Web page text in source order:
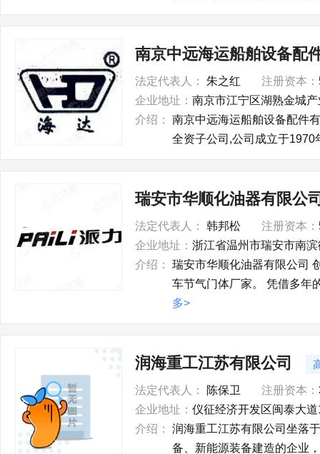
南京中远海运船舶设备配
法定代表人： 朱之红 注册资本：
企业地址： 南京市江宁区湖熟金城
介绍： 南京中远海运船舶设备配件
全资子公司,公司成立于1970
瑞安市华顺化油器有限公
法定代表人： 韩邦松 注册资本：
企业地址： 浙江省温州市瑞安市南
介绍： 瑞安市华顺化油器有限公司
车节气门体厂家。 凭借多年
多>
润海重工江苏有限公司
法定代表人： 陈保卫 注册资本：
企业地址： 仪征经济开发区闽泰大
介绍： 润海重工江苏有限公司坐落
备、新能源装备建造的企业